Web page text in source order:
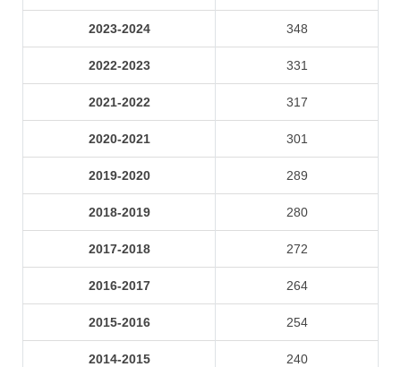
2023-2024 348
2022-2023 331
2021-2022 317
2020-2021 301
2019-2020 289
2018-2019 280
2017-2018 272
2016-2017 264
2015-2016 254
2014-2015 240